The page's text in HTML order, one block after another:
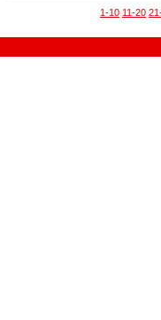
1-10 11-20